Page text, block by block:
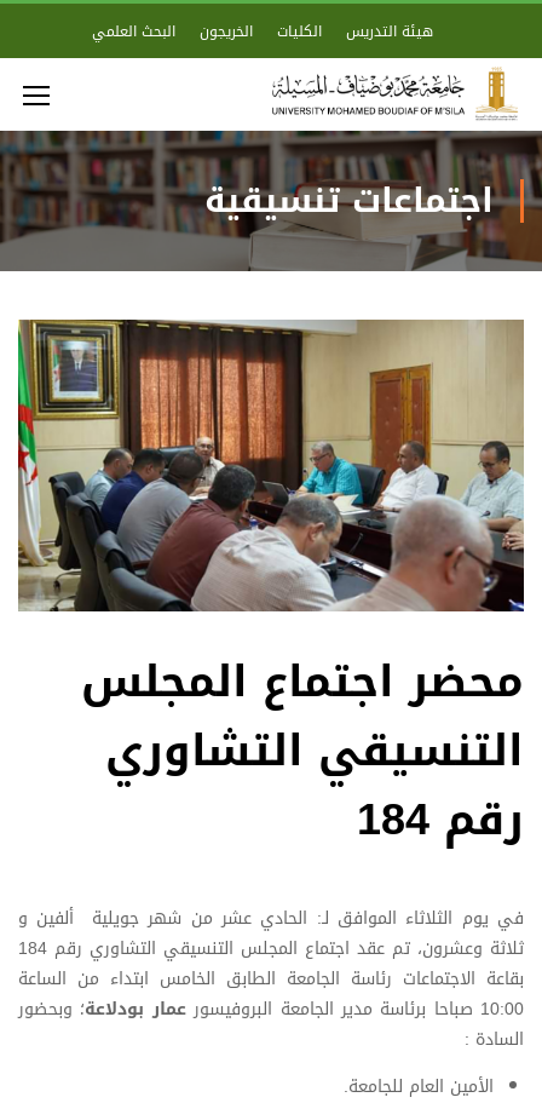
هيئة التدريس الكليات الخريجون البحث العلمي
اجتماعات تنسيقية
محضر اجتماع المجلس
التنسيقي التشاوري
رقم 184
في يوم الثلاثاء الموافق لـ: الحادي عشر من شهر جويلية ألفين و
ثلاثة وعشرون، تم عقد اجتماع المجلس التنسيقي التشاوري رقم 184
بقاعة الاجتماعات رئاسة الجامعة الطابق الخامس ابتداء من الساعة
10:00 صباحا برئاسة مدير الجامعة البروفيسور
عمار بودلاعة؛ وبحضور
السادة :
الأمين العام للجامعة.